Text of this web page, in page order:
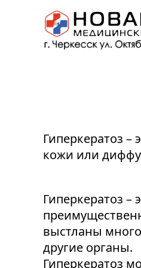
Гиперкератоз –
кожи или
Гиперкератоз –
выстланы
другие органы.
Гиперкератоз